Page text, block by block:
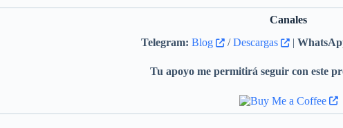
Canales
Telegram: Blog /Descargas |
Tu apoyo me permitirá seguir con este